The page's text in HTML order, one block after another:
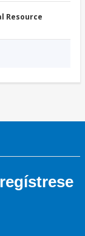
Resource